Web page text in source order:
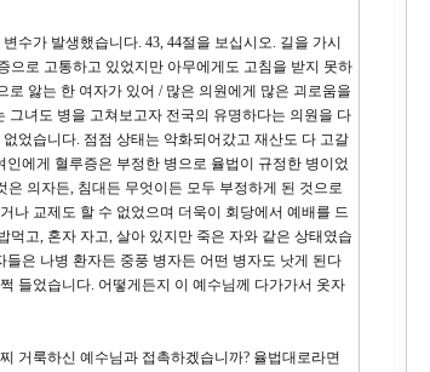
수가 발생했습니다. 43, 44절을 보십시오. 길을 가시
으로 고통하고 있었지만 아무에게도 고침을 받지 못하
앓는 한 여자가 있어 / 많은 의원에게 많은 괴로움을
녀도 병을 고쳐보고자 전국의 유명하다는 의원을 다
었습니다. 점점 상태는 악화되어갔고 재산도 다 고갈
에게 혈루증은 부정한 병으로 율법이 규정한 병이었
의자든, 침대든 무엇이든 모두 부정하게 된 것으로
나 교제도 할 수 없었으며 더욱이 회당에서 예배를 드
고, 혼자 자고, 살아 있지만 죽은 자와 같은 상태였습
은 나병 환자든 중풍 병자든 어떤 병자도 낫게 된다
들었습니다. 어떻게든지 이 예수님께 다가가서 옷자
거룩하신 예수님과 접촉하겠습니까? 율법대로라면